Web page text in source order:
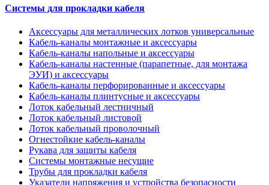
Системы для прокладки кабеля
Аксессуары для металлических лотков универсальные
Кабель-каналы монтажные и аксессуары
Кабель-каналы напольные и аксессуары
Кабель-каналы настенные (парапетные, для монтажа
ЭУИ) и аксессуары
Кабель-каналы перфорированные и аксессуары
Кабель-каналы плинтусные и аксессуары
Лоток кабельный лестничный
Лоток кабельный листовой
Лоток кабельный проволочный
Огнестойкие кабель-каналы
Рукава для защиты кабеля
Системы монтажные несущие
Трубы для прокладки кабеля
Указатели напряжения и устройства безопасности